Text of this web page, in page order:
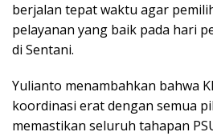
berjalan tepat waktu agar
pelayanan yang baik pada hari
di Sentani.
Yulianto menambahkan bahwa
koordinasi erat dengan semua
memastikan seluruh tahapan